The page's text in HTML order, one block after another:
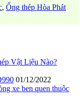
, Ống thép Hòa Phát
Vật Liệu Nào?
01/12/2022
xe ben quen thuộc